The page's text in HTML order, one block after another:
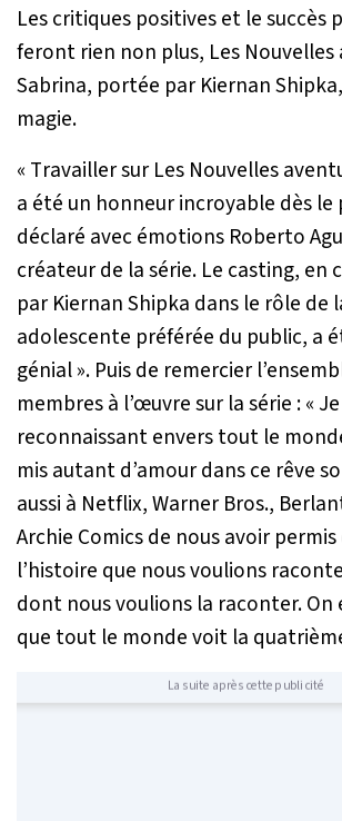
Les critiques positives et le succès
feront rien non plus, Les
Sabrina, portée par Kiernan
magie.
« Travailler sur Les Nouvelles
a été un honneur incroyable dès
déclaré avec émotions Roberto
créateur de la série. Le casting, en
par Kiernan Shipka dans le rôle de
adolescente préférée du public, a
génial». Puis de remercier
membres à l’œuvre sur la série : «
reconnaissant envers tout le
mis autant d’amour dans ce rêve
aussi à Netflix, Warner Bros.,
Archie Comics de nous avoir
l’histoire que nous voulions
dont nous voulions la raconter.
que tout le monde voit la
La suite après cette publicité